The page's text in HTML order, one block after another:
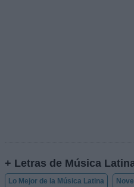
+ Letras de Música
Lo Mejor de la Música Latina